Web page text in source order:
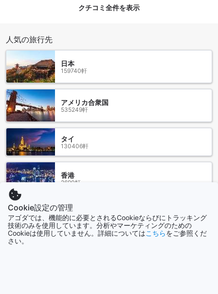
りの駅はKhlong Maha Swat駅です。この駅からは、市内各地
へのアクセスが容易で、観光スポットへの移動も便利です。
な名所へのアクセスが簡単です。さらに、Sala Ya駅や
Bangkok Salaya鉄道駅も利用できます。これらの駅を利用す
れば、バンコク市内や他の地域へのアクセスがスムーズにな
ります。24 Poshtel Salayaは、交通の便が良い場所に位置し
ており、観光客にとって理想的な宿泊施設です。
周辺のレストラン
24 Poshtel Salayaの周辺には、Hua Seng Hong Branch
Salaya、Sap Nuar、Anya's Place、Bubble in the Forest
Cafe、Music Square（レストラン）、Yang Noey Salaya、
Neo Suki The Brio Mall、Laanphor Braised Beef、Pee
Neung Coffee House Salaya、The time suki salayaなどのレ
ストランがあります。これらのレストランは、様々な料理や
雰囲気を提供しており、滞在中に美味しい食事を楽しむこと
ができます。また、周辺にはさまざまなカフェや飲食店もあ
り、地元の味を楽しむことができます。周辺エリアは食事や
飲み物を楽しむための多彩な選択肢があり、食通の方にも満
足いただけることでしょう。
クチコミ全件を表示
人気の旅行先
日本
159740軒
アメリカ合衆国
535249軒
タイ
130406軒
香港
2690軒
シンガポール
1506軒
Cookie設定の管理
アゴダでは、機能的に必要とされるCookieならびにトラッキング
技術のみを使用しています。分析やマーケティングのための
Cookieは使用していません。詳細についてはこちらをご参照くだ
さい。